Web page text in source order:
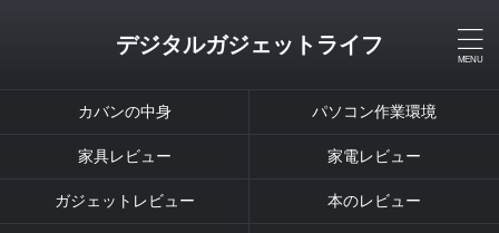
デジタルガジェットライフ
カバンの中身 パソコン作業環境
家具レビュー 家電レビュー
ガジェットレビュー 本のレビュー